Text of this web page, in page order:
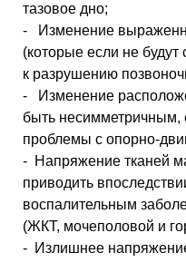
тазовое дно;
- Изменение
(которые если не
к разрушению
- Изменение
быть несимметричным,
проблемы с опорно-
- Напряжение тканей
приводить
воспалительным
(ЖКТ, мочеполовой и
- Излишнее напряжение